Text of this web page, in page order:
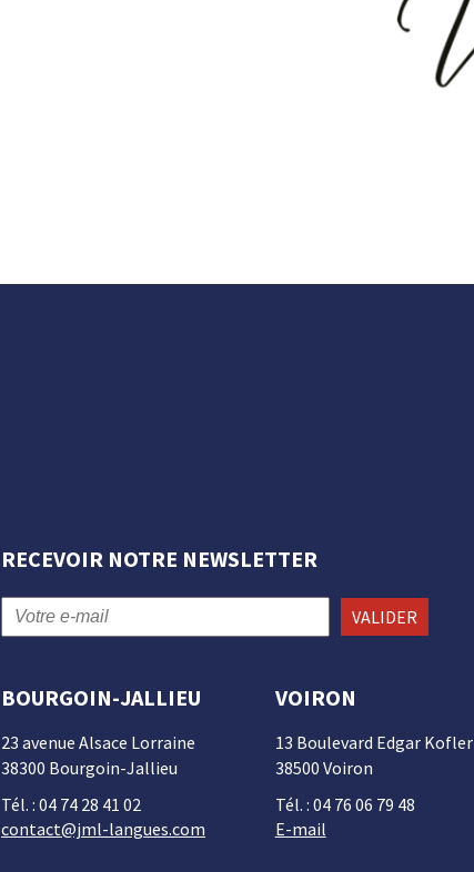
RECEVOIR NOTRE NEWSLETTER
VALIDER
BOURGOIN-JALLIEU
23 avenue Alsace Lorraine
38300 Bourgoin-Jallieu
Tél. : 04 74 28 41 02
contact@jml-langues.com
VOIRON
13 Boulevard Edgar Kofler
38500 Voiron
Tél. : 04 76 06 79 48
E-mail